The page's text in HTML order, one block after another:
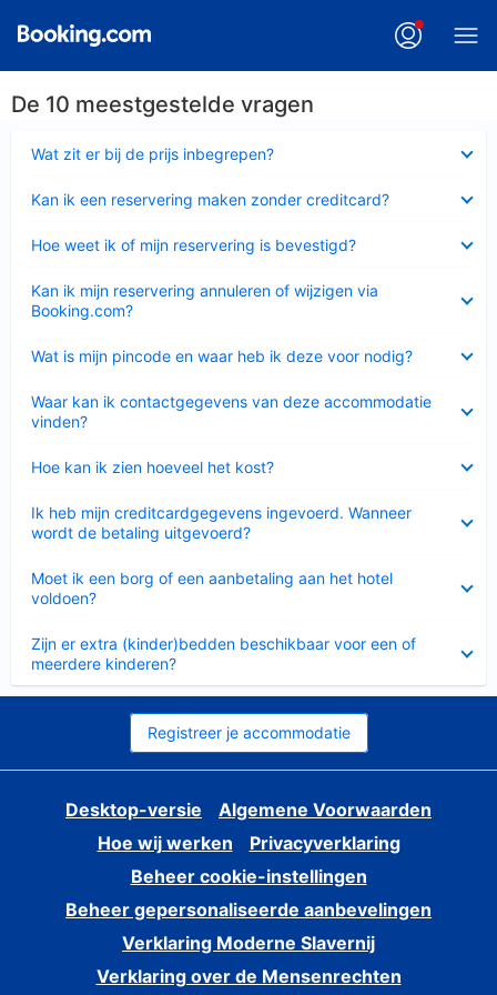
De 10 meestgestelde vragen
Wat zit er bij de prijs inbegrepen?
Kan ik een reservering maken zonder creditcard?
Hoe weet ik of mijn reservering is bevestigd?
Kan ik mijn reservering annuleren of wijzigen via
Booking.com?
Wat is mijn pincode en waar heb ik deze voor nodig?
Waar kan ik contactgegevens van deze accommodatie
vinden?
Hoe kan ik zien hoeveel het kost?
Ik heb mijn creditcardgegevens ingevoerd. Wanneer
wordt de betaling uitgevoerd?
Moet ik een borg of een aanbetaling aan het hotel
voldoen?
Zijn er extra (kinder)bedden beschikbaar voor een of
meerdere kinderen?
Registreer je accommodatie
Desktop-versie
Algemene Voorwaarden
Hoe wij werken
Privacyverklaring
Beheer cookie-instellingen
Beheer gepersonaliseerde aanbevelingen
Verklaring Moderne Slavernij
Verklaring over de Mensenrechten